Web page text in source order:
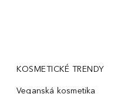
KOSMETICKÉ TRENDY
Veganská kosmetika